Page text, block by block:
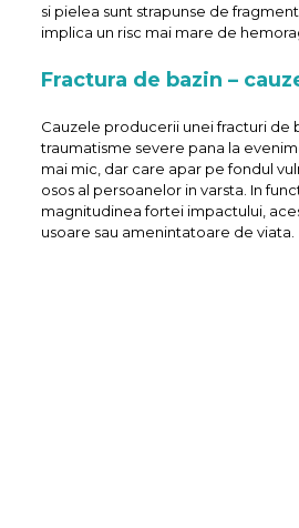
si pielea sunt strapunse de
implica un risc mai mare de
Fractura de bazin –
Cauzele producerii unei fracturi de
traumatisme severe pana la
mai mic, dar care apar pe fondul
osos al persoanelor in varsta. In
magnitudinea fortei impactului,
usoare sau amenintatoare de viata.